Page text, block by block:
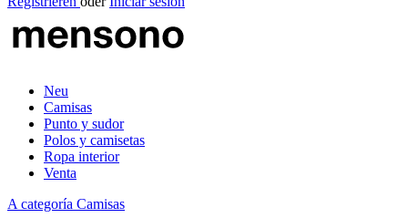
Neu
Camisas
Punto y sudor
Polos y camisetas
Ropa interior
Venta
A categoría Camisas